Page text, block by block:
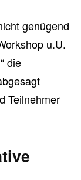
genügend
u.U.
die
Teilnehmer